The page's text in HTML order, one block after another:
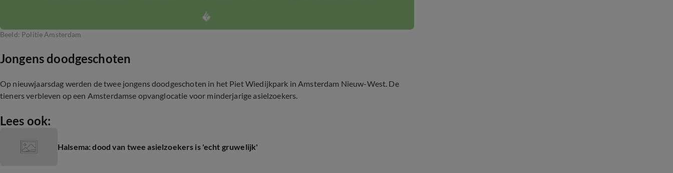
Beeld: Politie Amsterdam
Jongens doodgeschoten
Op nieuwjaarsdag werden de twee jongens doodgeschoten in het Piet Wiedijkpark in Amsterdam Nieuw-West. De
tieners verbleven op een Amsterdamse opvanglocatie voor minderjarige asielzoekers.
Lees ook:
Halsema: dood van twee asielzoekers is 'echt gruwelijk'